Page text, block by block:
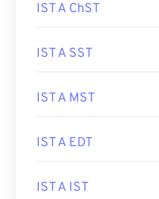
IST A ChST
IST A SST
IST A MST
IST A EDT
IST A IST